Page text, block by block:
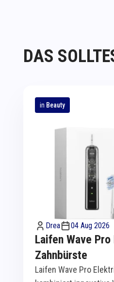
DAS
in Beauty
Drea 04 Aug 2026
Laifen Wave
Zahnbürste
Laifen Wave Pro